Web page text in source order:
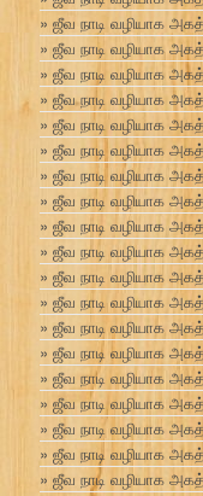
ஜீவ நாடி வழியாக
ஜீவ நாடி வழியாக
ஜீவ நாடி வழியாக
ஜீவ நாடி வழியாக
ஜீவ நாடி வழியாக
ஜீவ நாடி வழியாக
ஜீவ நாடி வழியாக
ஜீவ நாடி வழியாக
ஜீவ நாடி வழியாக
ஜீவ நாடி வழியாக
ஜீவ நாடி வழியாக
ஜீவ நாடி வழியாக
ஜீவ நாடி வழியாக
ஜீவ நாடி வழியாக
ஜீவ நாடி வழியாக
ஜீவ நாடி வழியாக
ஜீவ நாடி வழியாக
ஜீவ நாடி வழியாக
ஜீவ நாடி வழியாக